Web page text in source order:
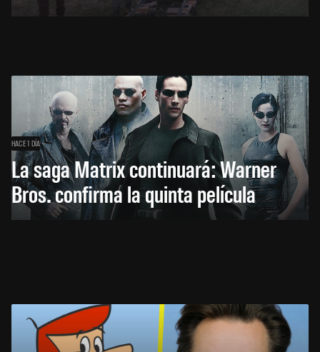
HACE 1 DÍA
La saga Matrix continuará: Warner
Bros. confirma la quinta película